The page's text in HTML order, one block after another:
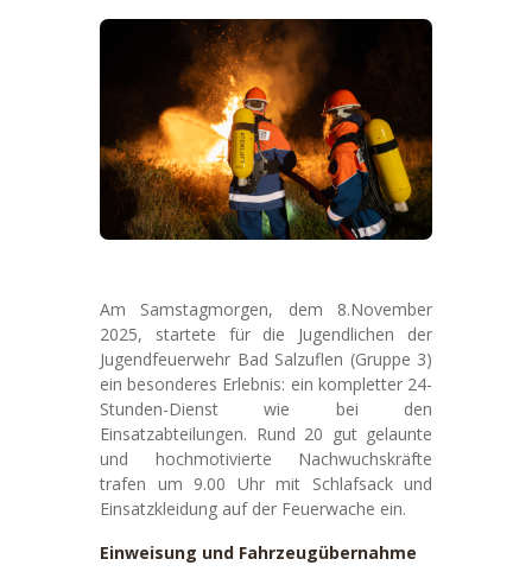
Am Samstagmorgen, dem 8.November
2025, startete für die Jugendlichen der
Jugendfeuerwehr Bad Salzuflen (Gruppe 3)
ein besonderes Erlebnis: ein kompletter 24-
Stunden-Dienst wie bei den
Einsatzabteilungen. Rund 20 gut gelaunte
und hochmotivierte Nachwuchskräfte
trafen um 9.00 Uhr mit Schlafsack und
Einsatzkleidung auf der Feuerwache ein.
Einweisung und Fahrzeugübernahme